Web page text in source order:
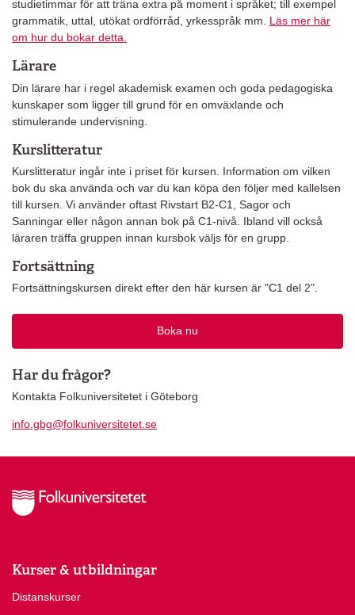
studietimmar för att träna extra på moment i språket; till exempel
grammatik, uttal, utökat ordförråd, yrkesspråk mm. Läs mer här
om hur du bokar detta.
Lärare
Din lärare har i regel akademisk examen och goda pedagogiska
kunskaper som ligger till grund för en omväxlande och
stimulerande undervisning.
Kurslitteratur
Kurslitteratur ingår inte i priset för kursen. Information om vilken
bok du ska använda och var du kan köpa den följer med kallelsen
till kursen. Vi använder oftast Rivstart B2-C1, Sagor och
Sanningar eller någon annan bok på C1-nivå. Ibland vill också
läraren träffa gruppen innan kursbok väljs för en grupp.
Fortsättning
Fortsättningskursen direkt efter den här kursen är "C1 del 2".
Boka nu
Har du frågor?
Kontakta Folkuniversitetet i Göteborg
info.gbg@folkuniversitetet.se
Kurser & utbildningar
Distanskurser